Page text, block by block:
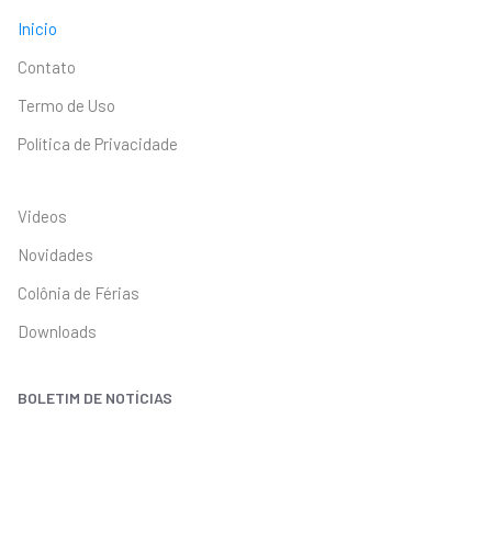
Inicio
Contato
Termo de Uso
Política de Privacidade
Videos
Novidades
Colônia de Férias
Downloads
BOLETIM DE NOTÍCIAS